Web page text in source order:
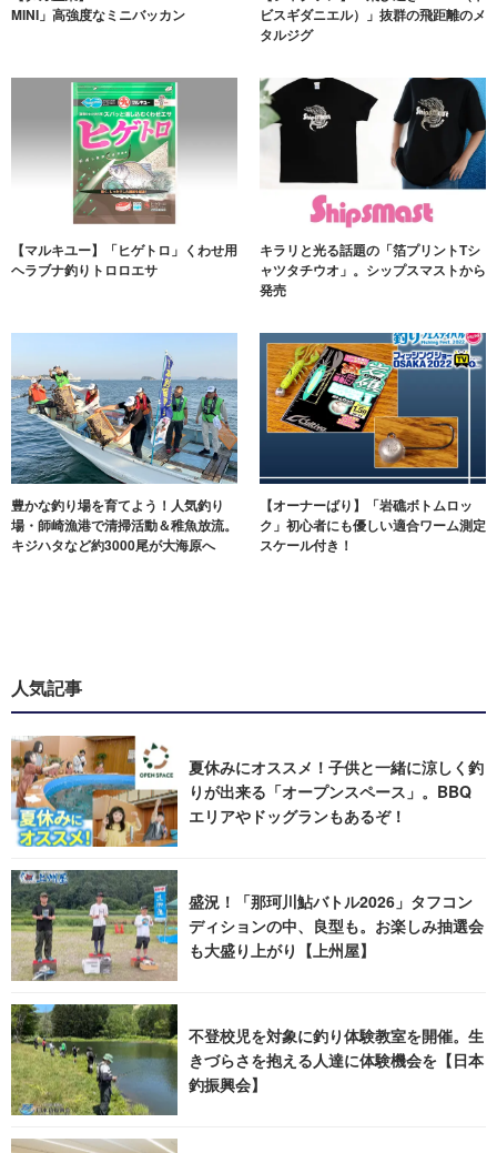
MINI」高強度なミニバッカン
ビスギダニエル）」抜群の飛距離のメ
タルジグ
【マルキユー】「ヒゲトロ」くわせ用
ヘラブナ釣りトロロエサ
キラリと光る話題の「箔プリントTシ
ャツタチウオ」。シップスマストから
発売
豊かな釣り場を育てよう！人気釣り
場・師崎漁港で清掃活動＆稚魚放流。
キジハタなど約3000尾が大海原へ
【オーナーばり】「岩礁ボトムロッ
ク」初心者にも優しい適合ワーム測定
スケール付き！
人気記事
夏休みにオススメ！子供と一緒に涼しく釣
りが出来る「オープンスペース」。BBQ
エリアやドッグランもあるぞ！
盛況！「那珂川鮎バトル2026」タフコン
ディションの中、良型も。お楽しみ抽選会
も大盛り上がり【上州屋】
不登校児を対象に釣り体験教室を開催。生
きづらさを抱える人達に体験機会を【日本
釣振興会】